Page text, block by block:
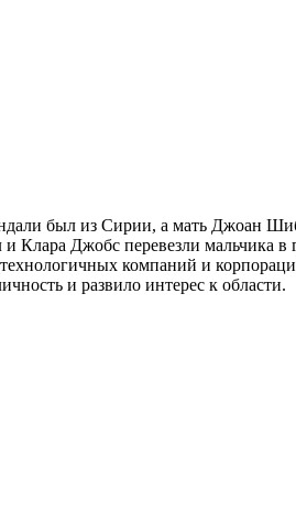
был из Сирии, а мать Джоан
Клара Джобс перевезли мальчика
компаний и
и развило интерес к области.